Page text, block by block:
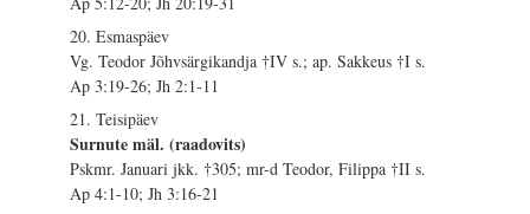
20. Esmaspäev
Vg. Teodor Jõhvsärgikandja †IV s.; ap. Sakkeus †I s.
Ap 3:19-26; Jh 2:1-11
21. Teisipäev
Surnute mäl. (raadovits)
Pskmr. Januari jkk. †305; mr-d Teodor, Filippa †II s.
Ap 4:1-10; Jh 3:16-21